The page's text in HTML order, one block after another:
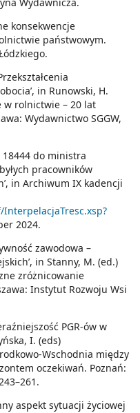
Wydawnicza.
konsekwencje
państwowym.
in Runowski, H.
w rolnictwie – 20 lat
Wydawnictwo SGGW,
18444 do ministra
pracowników
in Archiwum IX kadencji
2024.
zawodowa –
in Stanny, M. (ed.)
zróżnicowanie
Instytut Rozwoju Wsi
PGR-ów w
I. (eds)
Wschodnia między
oczekiwań. Poznań:
aspekt sytuacji życiowej